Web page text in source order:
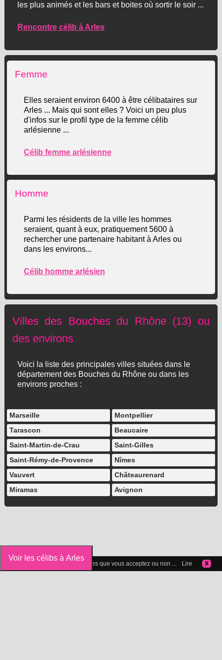
les plus animés et les bars et boites où sortir le soir ...
Rencontre célib à Arles
Femme
Elles seraient environ 6400 à être célibataires sur
Arles ... Mais qui sont elles ? Voici un peu plus
d'infos sur le profil type de la femme célib
arlésienne ...
Célib femme arlésienne
Homme
Parmi les résidents de la ville les hommes
seraient, quant à eux, pratiquement 5600 à
rechercher une partenaire habitant à Arles ou
dans les environs...
Célib homme arlésien
Villes des Bouches du Rhône (13) ou
des environs
Voici la liste des principales villes situées dans le
département des Bouches du Rhône ou dans les
environs proches :
Marseille
Montpellier
Tarascon
Beaucaire
Saint-Martin-de-Crau
Saint-Gilles
Saint-Rémy-de-Provence
Nîmes
Vauvert
Châteaurenard
Miramas
Avignon
Voir les célibs à Arles
Vous pouvez gérer les cookies que vous acceptez ou non ... Lire X